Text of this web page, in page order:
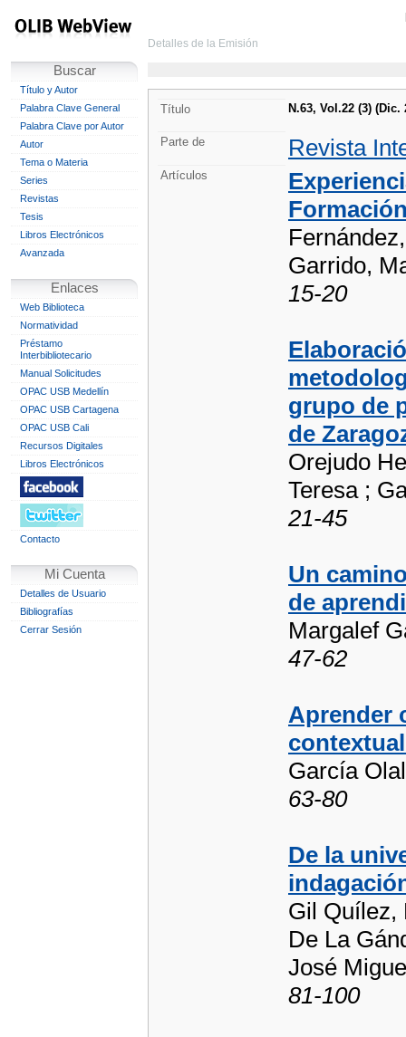
Buscar
Título y Autor
Palabra Clave General
Palabra Clave por Autor
Autor
Tema o Materia
Series
Revistas
Tesis
Libros Electrónicos
Avanzada
Enlaces
Web Biblioteca
Normatividad
Préstamo
Interbibliotecario
Manual Solicitudes
OPAC USB Medellín
OPAC USB Cartagena
OPAC USB Cali
Recursos Digitales
Libros Electrónicos
Contacto
Mi Cuenta
Detalles de Usuario
Bibliografías
Cerrar Sesión
Detalles de la Emisión
Título N.63, Vol.22 (3)
Parte de Revista
Artículos
Garrido,
15-20
grupo de
de
Orejudo
Teresa ;
21-45
Un
de
Margalef
47-62
Aprender
García
63-80
De la
Gil Quílez,
De La
José
81-100